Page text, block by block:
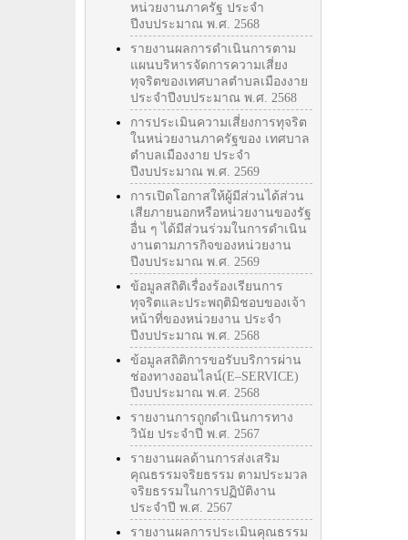
หน่วยงานภาครัฐ ประจำ
ปีงบประมาณ พ.ศ. 2568
รายงานผลการดำเนินการตาม
แผนบริหารจัดการความเสี่ยง
ทุจริตของเทศบาลตำบลเมืองงาย
ประจำปีงบประมาณ พ.ศ. 2568
การประเมินความเสี่ยงการทุจริต
ในหน่วยงานภาครัฐของ เทศบาล
ตำบลเมืองงาย ประจำ
ปีงบประมาณ พ.ศ. 2569
การเปิดโอกาสให้ผู้มีส่วนได้ส่วน
เสียภายนอกหรือหน่วยงานของรัฐ
อื่น ๆ ได้มีส่วนร่วมในการดำเนิน
งานตามภารกิจของหน่วยงาน
ปีงบประมาณ พ.ศ. 2569
ข้อมูลสถิติเรื่องร้องเรียนการ
ทุจริตและประพฤติมิชอบของเจ้า
หน้าที่ของหน่วยงาน ประจำ
ปีงบประมาณ พ.ศ. 2568
ข้อมูลสถิติการขอรับบริการผ่าน
ช่องทางออนไลน์(E–SERVICE)
ปีงบประมาณ พ.ศ. 2568
รายงานการถูกดำเนินการทาง
วินัย ประจำปี พ.ศ. 2567
รายงานผลด้านการส่งเสริม
คุณธรรมจริยธรรม ตามประมวล
จริยธรรมในการปฏิบัติงาน
ประจำปี พ.ศ. 2567
รายงานผลการประเมินคุณธรรม